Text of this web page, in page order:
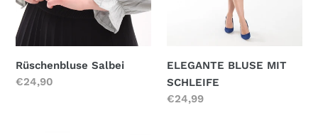
Rüschenbluse Salbei
Normaler
€24,90
ELEGANTE BLUSE MIT
SCHLEIFE
Normaler
€24,99